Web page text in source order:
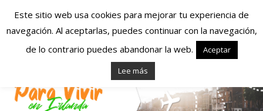
Españoles en
Irlanda – Vivir en
Este sitio web usa cookies para mejorar tu experiencia de
navegación. Al aceptarlas, puedes continuar con la navegación,
de lo contrario puedes abandonar la web.
Aceptar
Lee más